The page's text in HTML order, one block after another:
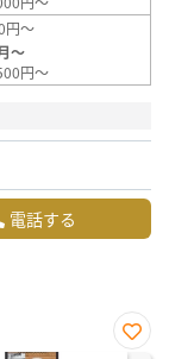
円～
～
円～
電話する